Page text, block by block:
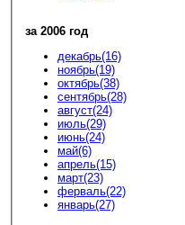
за 2006 год
декабрь(16)
ноябрь(19)
октябрь(38)
сентябрь(28)
август(24)
июль(29)
июнь(24)
май(6)
апрель(15)
март(23)
ферваль(22)
январь(27)